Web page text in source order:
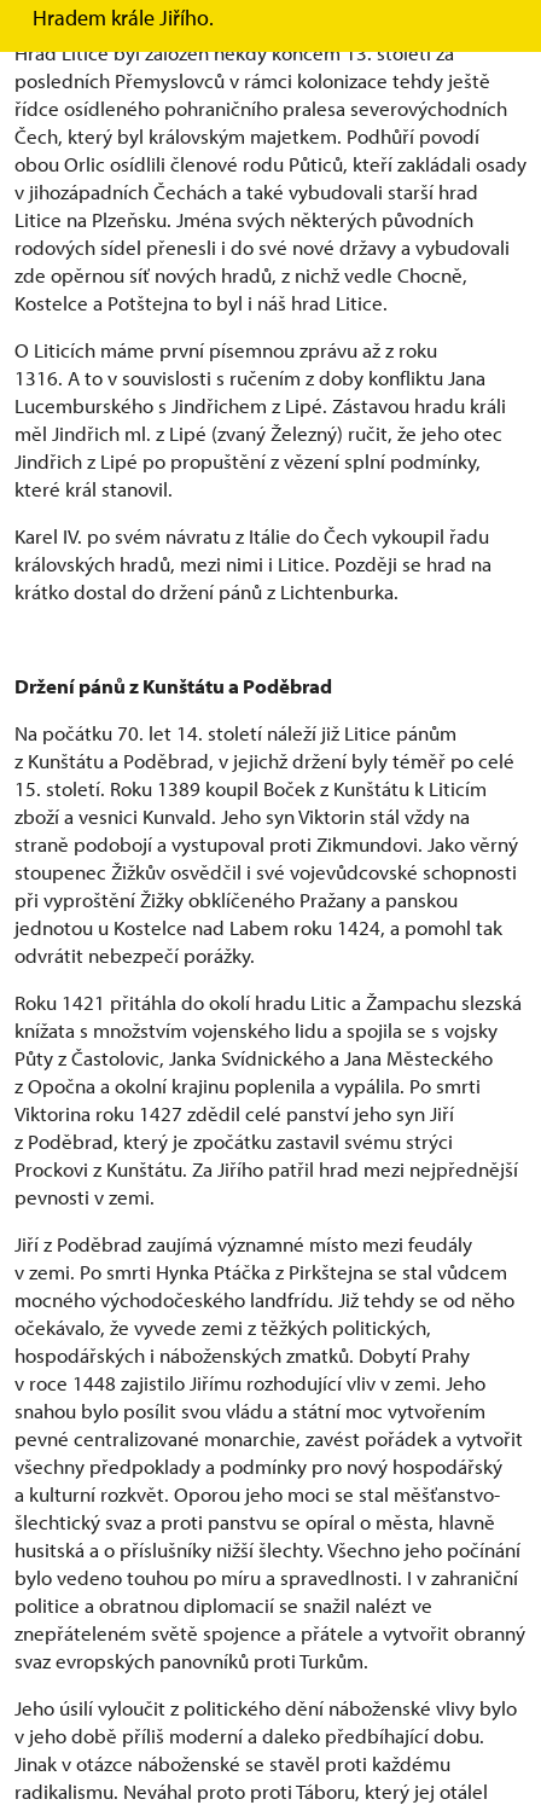
Hradem krále Jiřího.
Založení
Hrad Litice byl založen někdy koncem 13. století za
posledních Přemyslovců v rámci kolonizace tehdy ještě
řídce osídleného pohraničního pralesa severovýchodních
Čech, který byl královským majetkem. Podhůří povodí
obou Orlic osídlili členové rodu Půticů, kteří zakládali osady
v jihozápadních Čechách a také vybudovali starší hrad
Litice na Plzeňsku. Jména svých některých původních
rodových sídel přenesli i do své nové državy a vybudovali
zde opěrnou síť nových hradů, z nichž vedle Chocně,
Kostelce a Potštejna to byl i náš hrad Litice.
O Liticích máme první písemnou zprávu až z roku
1316. A to v souvislosti s ručením z doby konfliktu Jana
Lucemburského s Jindřichem z Lipé. Zástavou hradu králi
měl Jindřich ml. z Lipé (zvaný Železný) ručit, že jeho otec
Jindřich z Lipé po propuštění z vězení splní podmínky,
které král stanovil.
Karel IV. po svém návratu z Itálie do Čech vykoupil řadu
královských hradů, mezi nimi i Litice. Později se hrad na
krátko dostal do držení pánů z Lichtenburka.
Držení pánů z Kunštátu a Poděbrad
Na počátku 70. let 14. století náleží již Litice pánům
z Kunštátu a Poděbrad, v jejichž držení byly téměř po celé
15. století. Roku 1389 koupil Boček z Kunštátu k Liticím
zboží a vesnici Kunvald. Jeho syn Viktorin stál vždy na
straně podobojí a vystupoval proti Zikmundovi. Jako věrný
stoupenec Žižkův osvědčil i své vojevůdcovské schopnosti
při vyproštění Žižky obklíčeného Pražany a panskou
jednotou u Kostelce nad Labem roku 1424, a pomohl tak
odvrátit nebezpečí porážky.
Roku 1421 přitáhla do okolí hradu Litic a Žampachu slezská
knížata s množstvím vojenského lidu a spojila se s vojsky
Půty z Častolovic, Janka Svídnického a Jana Městeckého
z Opočna a okolní krajinu poplenila a vypálila. Po smrti
Viktorina roku 1427 zdědil celé panství jeho syn Jiří
z Poděbrad, který je zpočátku zastavil svému strýci
Prockovi z Kunštátu. Za Jiřího patřil hrad mezi nejpřednější
pevnosti v zemi.
Jiří z Poděbrad zaujímá významné místo mezi feudály
v zemi. Po smrti Hynka Ptáčka z Pirkštejna se stal vůdcem
mocného východočeského landfrídu. Již tehdy se od něho
očekávalo, že vyvede zemi z těžkých politických,
hospodářských i náboženských zmatků. Dobytí Prahy
v roce 1448 zajistilo Jiřímu rozhodující vliv v zemi. Jeho
snahou bylo posílit svou vládu a státní moc vytvořením
pevné centralizované monarchie, zavést pořádek a vytvořit
všechny předpoklady a podmínky pro nový hospodářský
a kulturní rozkvět. Oporou jeho moci se stal měšťanstvo-
šlechtický svaz a proti panstvu se opíral o města, hlavně
husitská a o příslušníky nižší šlechty. Všechno jeho počínání
bylo vedeno touhou po míru a spravedlnosti. I v zahraniční
politice a obratnou diplomacií se snažil nalézt ve
znepřáteleném světě spojence a přátele a vytvořit obranný
svaz evropských panovníků proti Turkům.
Jeho úsilí vyloučit z politického dění náboženské vlivy bylo
v jeho době příliš moderní a daleko předbíhající dobu.
Jinak v otázce náboženské se stavěl proti každému
radikalismu. Neváhal proto proti Táboru, který jej otálel